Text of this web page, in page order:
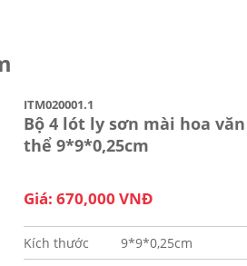
ITM020001.1
Bộ 4 lót ly sơn mài hoa
thể 9*9*0,25cm
Giá: 670,000 VNĐ
Kích thước
9*9*0,25cm